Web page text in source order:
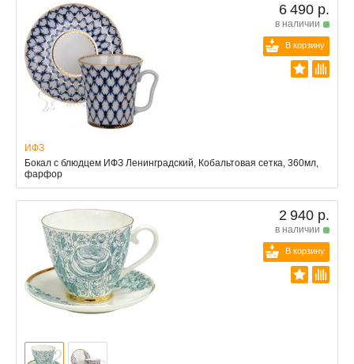
6 490 р.
в наличии
В корзину
ИФЗ
Бокал с блюдцем ИФЗ Ленинградский, Кобальтовая сетка, 360мл,
фарфор
2 940 р.
в наличии
В корзину